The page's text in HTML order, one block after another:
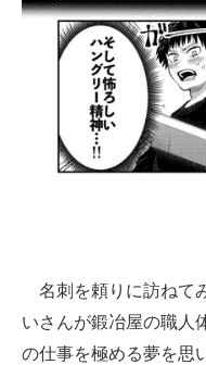
名刺を頼りに訪ねて
いさんが鍛冶屋の職人
の仕事を極める夢を思